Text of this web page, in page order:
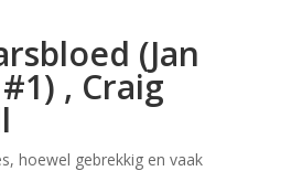
(Jan
, Craig
hoewel gebrekkig en vaak